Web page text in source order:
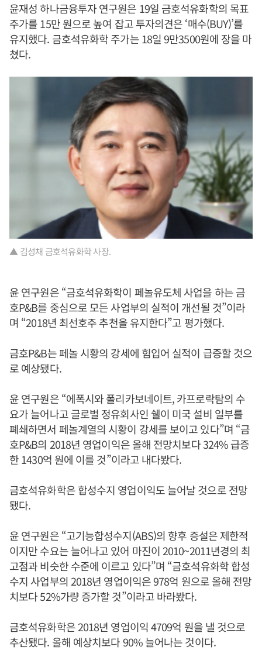
윤재성 하나금융투자 연구원은 19일 금호석유화학의 목표
주가를 15만 원으로 높여 잡고 투자의견은 ‘매수(BUY)’를
유지했다. 금호석유화학 주가는 18일 9만3500원에 장을 마
쳤다.
▲ 김성채 금호석유화학 사장.
윤 연구원은 “금호석유화학이 페놀유도체 사업을 하는 금
호P&B를 중심으로 모든 사업부의 실적이 개선될 것”이라
며 “2018년 최선호주 추천을 유지한다”고 평가했다.
금호P&B는 페놀 시황의 강세에 힘입어 실적이 급증할 것으
로 예상됐다.
윤 연구원은 “에폭시와 폴리카보네이트, 카프로락탐의 수
요가 늘어나고 글로벌 정유회사인 쉘이 미국 설비 일부를
폐쇄하면서 페놀계열의 시황이 강세를 보이고 있다”며 “금
호P&B의 2018년 영업이익은 올해 전망치보다 324% 급증
한 1430억 원에 이를 것”이라고 내다봤다.
금호석유화학은 합성수지 영업이익도 늘어날 것으로 전망
됐다.
윤 연구원은 “고기능합성수지(ABS)의 향후 증설은 제한적
이지만 수요는 늘어나고 있어 마진이 2010~2011년경의 최
고점과 비슷한 수준에 이르고 있다”며 “금호석유화학 합성
수지 사업부의 2018년 영업이익은 978억 원으로 올해 전망
치보다 52%가량 증가할 것”이라고 바라봤다.
금호석유화학은 2018년 영업이익 4709억 원을 낼 것으로
추산됐다. 올해 예상치보다 90% 늘어나는 것이다.